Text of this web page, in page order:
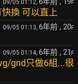
09/05 01:12, F
換 可以直上
09/05 01:13, 6年前 , 20F
09/05 01:14, 6年前 , 21 F
gnd只做6組...很